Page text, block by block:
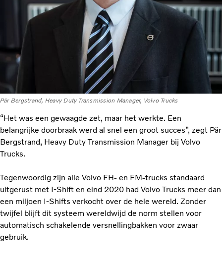
Pär Bergstrand, Heavy Duty Transmission Manager, Volvo Trucks
“Het was een gewaagde zet, maar het werkte. Een
belangrijke doorbraak werd al snel een groot succes”, zegt Pär
Bergstrand, Heavy Duty Transmission Manager bij Volvo
Trucks.
Tegenwoordig zijn alle Volvo FH- en FM-trucks standaard
uitgerust met I-Shift en eind 2020 had Volvo Trucks meer dan
een miljoen I-Shifts verkocht over de hele wereld. Zonder
twijfel blijft dit systeem wereldwijd de norm stellen voor
automatisch schakelende versnellingbakken voor zwaar
gebruik.